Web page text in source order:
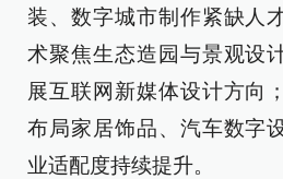
装、数字城市制作紧缺人
术聚焦生态造园与景观设
展互联网新媒体设计方向
布局家居饰品、汽车数字
业适配度持续提升。